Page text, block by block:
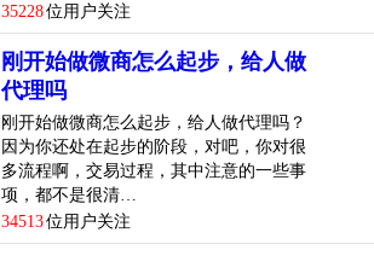
35228位用户关注
刚开始做微商怎么起步，给人做
代理吗
刚开始做微商怎么起步，给人做代理吗？
因为你还处在起步的阶段，对吧，你对很
多流程啊，交易过程，其中注意的一些事
项，都不是很清…
34513位用户关注